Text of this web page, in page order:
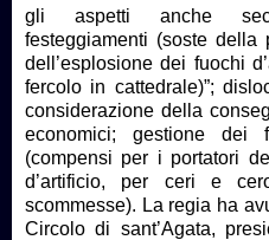
gli aspetti anche
festeggiamenti (soste della
dell’esplosione dei fuochi
fercolo in cattedrale)”;
considerazione della
economici; gestione dei
(compensi per i portatori
d’artificio, per ceri e
scommesse). La regia ha
Circolo di sant’Agata,